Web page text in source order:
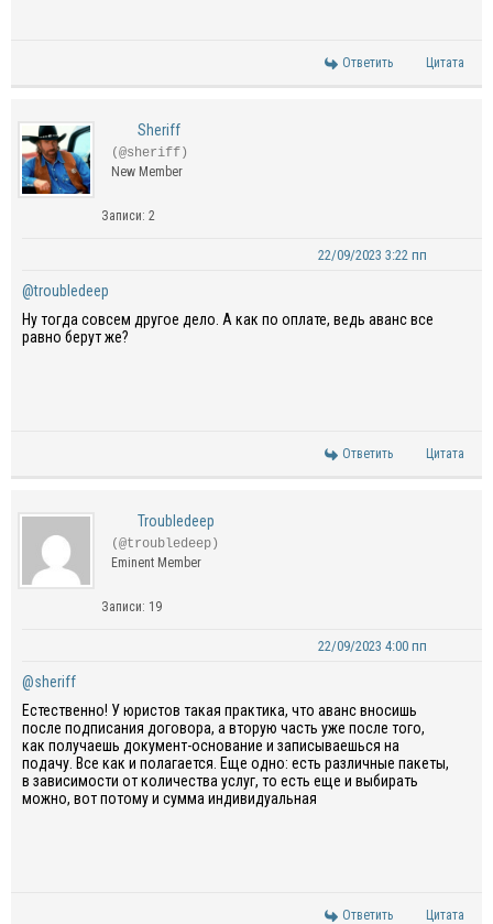
Ответить Цитата
Sheriff
(@sheriff)
New Member
Записи: 2
22/09/2023 3:22 пп
@troubledeep
Ну тогда совсем другое дело. А как по оплате, ведь аванс все
равно берут же?
Ответить Цитата
Troubledeep
(@troubledeep)
Eminent Member
Записи: 19
22/09/2023 4:00 пп
@sheriff
Естественно! У юристов такая практика, что аванс вносишь
после подписания договора, а вторую часть уже после того,
как получаешь документ-основание и записываешься на
подачу. Все как и полагается. Еще одно: есть различные пакеты,
в зависимости от количества услуг, то есть еще и выбирать
можно, вот потому и сумма индивидуальная
Ответить Цитата